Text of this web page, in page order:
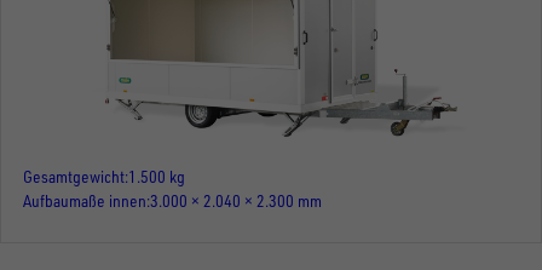
Gesamtgewicht 1.500 kg
Aufbaumaße innen 3.000 × 2.040 × 2.300 mm